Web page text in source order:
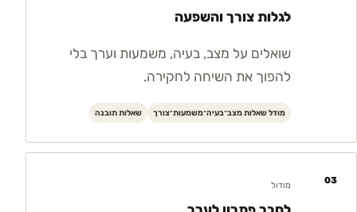
לגלות צורך והשפעה
שואלים על מצב, בעיה, משמעות וערך בלי
להפוך את השיחה לחקירה.
מודל שאלות מצב־בעיה־משמעות־צורך שאלות תובנה
03 מודול